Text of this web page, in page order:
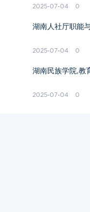
践
2025-07-04 0
湖南人社厅职能
其资源
2025-07-04 0
湖南民族学院,教
度解析
2025-07-04 0